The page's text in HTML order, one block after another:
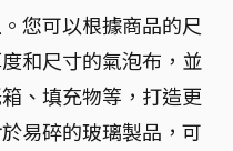
您可以根據商品的尺
和尺寸的氣泡布，並
、填充物等，打造更
易碎的玻璃製品，可